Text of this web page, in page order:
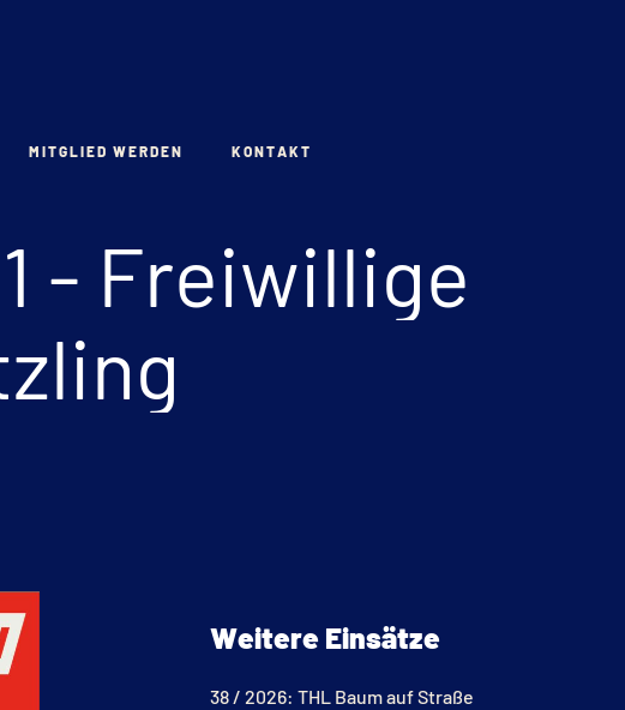
MITGLIED WERDEN KONTAKT
- Freiwillige
Weitere Einsätze
38 / 2026: THL Baum auf Straße